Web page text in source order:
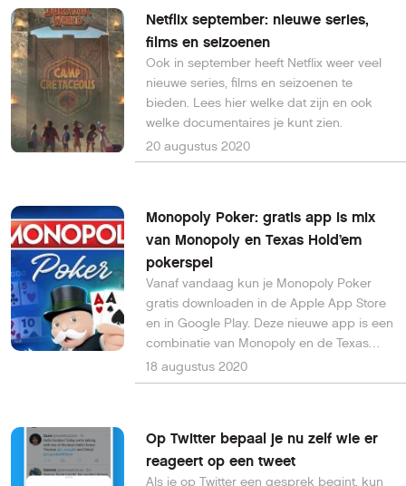
Netflix september: nieuwe series,
films en seizoenen
Ook in september heeft Netflix weer veel
nieuwe series, films en seizoenen te
bieden. Lees hier welke dat zijn en ook
welke documentaires je kunt zien.
20 augustus 2020
Monopoly Poker: gratis app is mix
van Monopoly en Texas Hold’em
pokerspel
Vanaf vandaag kun je Monopoly Poker
gratis downloaden in de Apple App Store
en in Google Play. Deze nieuwe app is een
combinatie van Monopoly en de Texas
Hold’em pokerspel.
18 augustus 2020
Op Twitter bepaal je nu zelf wie er
reageert op een tweet
Als je op Twitter een gesprek begint, kun